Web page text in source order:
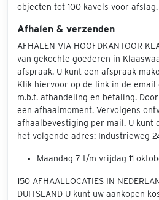
objecten tot 100 kavels voor afslag.
Afhalen & verzenden
AFHALEN VIA HOOFDKANTOOR
van gekochte goederen in
afspraak. U kunt een afspraak
Klik hiervoor op de link in de
m.b.t. afhandeling en betaling.
een afhaalmoment. Vervolgens
afhaalbevestiging per mail. U kunt
het volgende adres: Industrieweg
Maandag 7 t/m vrijdag 11
150 AFHAALLOCATIES IN
DUITSLAND U kunt uw aankopen